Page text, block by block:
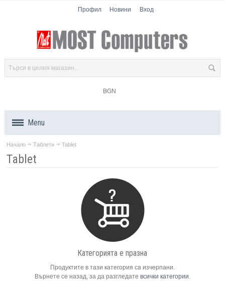
Профил Новини Вход
BGN
Menu
Продукти
Начало Таблети Tablet
Tablet
Категорията е празна
Продуктите в тази категория са изчерпани.
Върнете се назад, за да разгледате всички категории.